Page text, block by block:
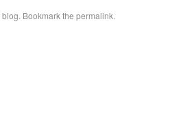
blog. Bookmark the permalink.